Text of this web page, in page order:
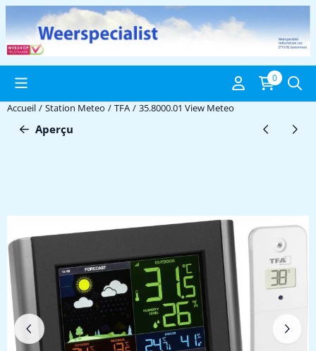
Préférences de cookies disponibles. Choisissez les paramètres
0
Accueil / Station Meteo / TFA / 35.8000.01 View Meteo
Aperçu